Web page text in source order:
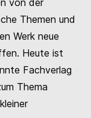
von der
Themen und
Werk neue
Heute ist
Fachverlag
Thema